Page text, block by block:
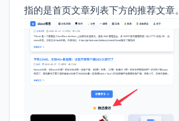
指的是首页文章列表下方的推荐文章。